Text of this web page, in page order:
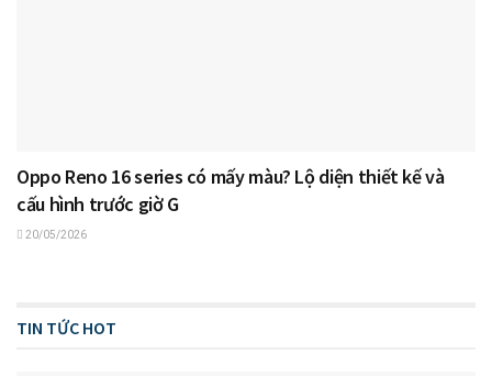
Oppo Reno 16 series có mấy màu? Lộ diện thiết kế và
cấu hình trước giờ G
20/05/2026
TIN TỨC HOT